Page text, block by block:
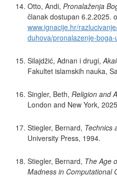
Otto, Andi, Pronalaženja
članak dostupan 6.2.2025.
www.ignacije.hr/
duhova/pronalazenje-boga-
Silajdžić, Adnan i drugi,
Fakultet islamskih nauka,
Singler, Beth, Religion and
London and New York,
Stiegler, Bernard, Technics
University Press, 1994.
Stiegler, Bernard, The Age
Madness in Computational